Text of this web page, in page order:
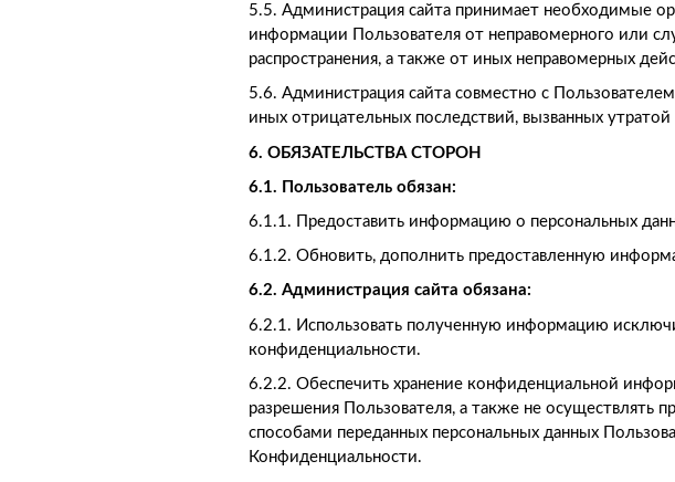
5.5. Администрация сайта принимает необходимые
информации Пользователя от неправомерного или
распространения, а также от иных неправомерных
5.6. Администрация сайта совместно с
иных отрицательных последствий, вызванных
6. ОБЯЗАТЕЛЬСТВА СТОРОН
6.1. Пользователь обязан:
6.1.1. Предоставить информацию о персональных
6.1.2. Обновить, дополнить предоставленную
6.2. Администрация сайта обязана:
6.2.1. Использовать полученную информацию
конфиденциальности.
6.2.2. Обеспечить хранение конфиденциальной
разрешения Пользователя, а также не
способами переданных персональных данных
Конфиденциальности.